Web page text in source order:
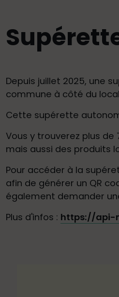
Depuis juillet 2025, une
commune à côté du
Cette supérette
Vous y trouverez plus
mais aussi des produits
Pour accéder à la
afin de générer un QR
également demander
Plus d'infos : https://api-